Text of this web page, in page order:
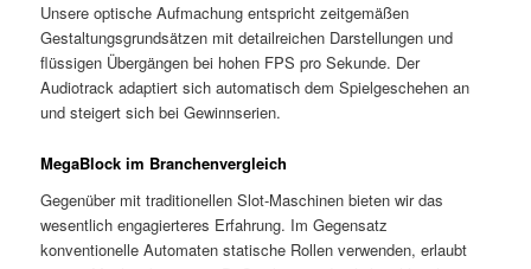
Unsere optische Aufmachung entspricht zeitgemäßen
Gestaltungsgrundsätzen mit detailreichen Darstellungen und
flüssigen Übergängen bei hohen FPS pro Sekunde. Der
Audiotrack adaptiert sich automatisch dem Spielgeschehen an
und steigert sich bei Gewinnserien.
MegaBlock im Branchenvergleich
Gegenüber mit traditionellen Slot-Maschinen bieten wir das
wesentlich engagierteres Erfahrung. Im Gegensatz
konventionelle Automaten statische Rollen verwenden, erlaubt